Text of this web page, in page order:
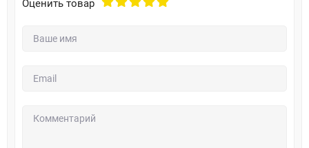
Оценить товар